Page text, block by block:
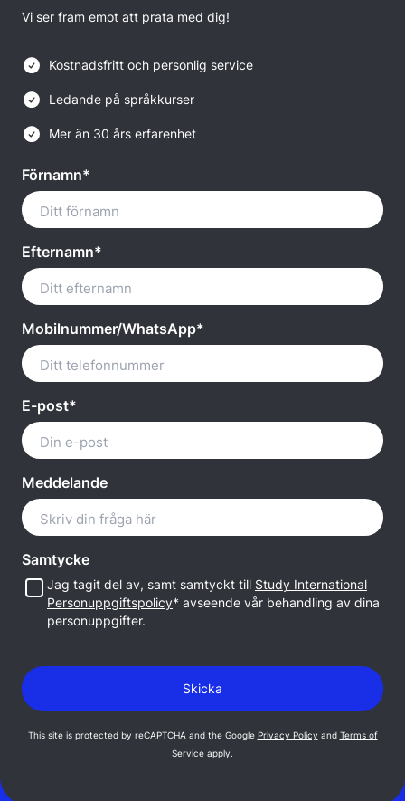
Vi ser fram emot att prata med dig!
Kostnadsfritt och personlig service
Ledande på språkkurser
Mer än 30 års erfarenhet
Förnamn*
Efternamn*
Mobilnummer/WhatsApp*
E-post*
Meddelande
Samtycke
Jag tagit del av, samt samtyckt till Study International
Personuppgiftspolicy* avseende vår behandling av dina
personuppgifter.
This site is protected by reCAPTCHA and the Google Privacy Policy and Terms of
Service apply.